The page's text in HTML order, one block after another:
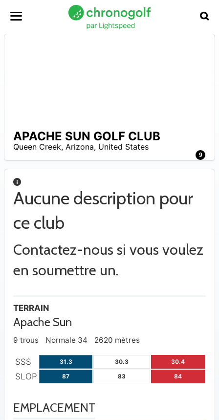
9
APACHE SUN GOLF CLUB
Queen Creek, Arizona, United States
Aucune description pour
ce club
Contactez-nous si vous voulez
en soumettre un.
TERRAIN
Apache Sun
9 trous Normale 34 2620 mètres
SSS 31.3 30.3 30.4
SLOP 87 83 84
EMPLACEMENT